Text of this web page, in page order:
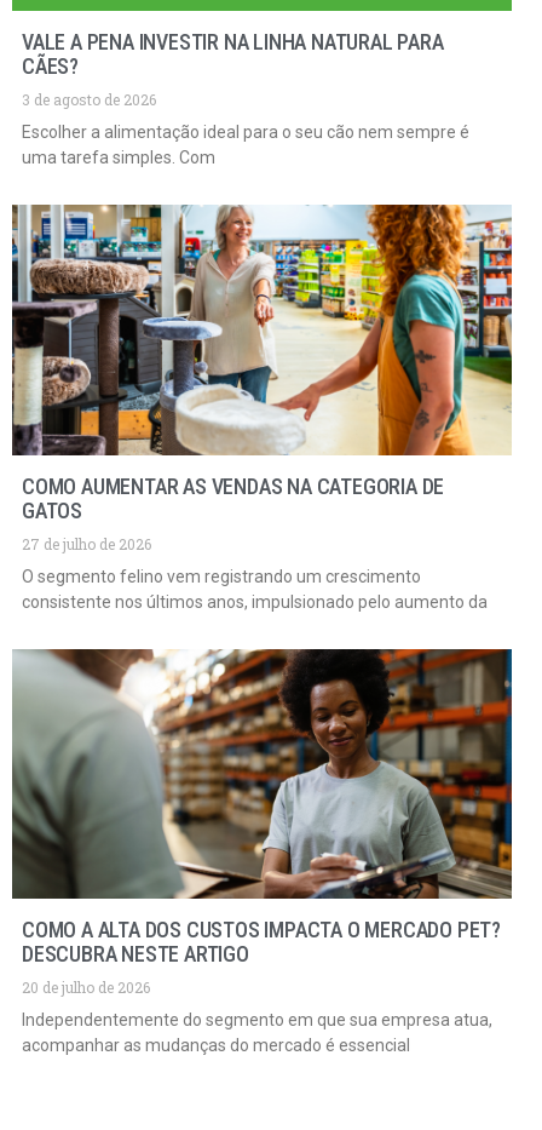
VALE A PENA INVESTIR NA LINHA NATURAL PARA
CÃES?
3 de agosto de 2026
Escolher a alimentação ideal para o seu cão nem sempre é
uma tarefa simples. Com
COMO AUMENTAR AS VENDAS NA CATEGORIA DE
GATOS
27 de julho de 2026
O segmento felino vem registrando um crescimento
consistente nos últimos anos, impulsionado pelo aumento da
COMO A ALTA DOS CUSTOS IMPACTA O MERCADO PET?
DESCUBRA NESTE ARTIGO
20 de julho de 2026
Independentemente do segmento em que sua empresa atua,
acompanhar as mudanças do mercado é essencial